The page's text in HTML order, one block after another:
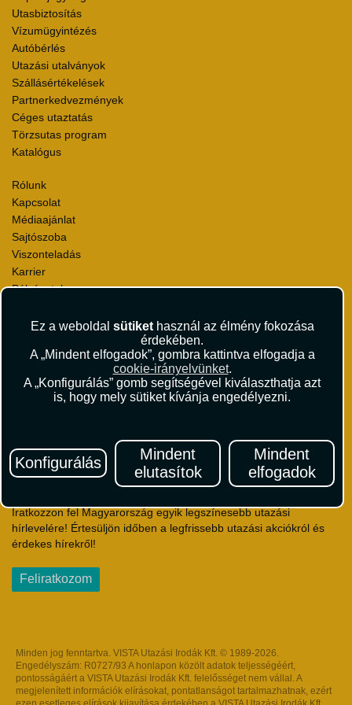
Ez a weboldal sütikethasznál az élmény fokozása
érdekében.
A „Mindent elfogadok”, gombra kattintva elfogadja a
cookie-irányelvünket.
A „Konfigurálás” gomb segítségével kiválaszthatja azt
is, hogy mely sütiket kívánja engedélyezni.
Konfigurálás
Mindent
elutasítok
Mindent
elfogadok
Utasbiztosítás
Vízumügyintézés
Autóbérlés
Utazási utalványok
Szállásértékelések
Partnerkedvezmények
Céges utaztatás
Törzsutas program
Katalógus
Rólunk
Kapcsolat
Médiaajánlat
Sajtószoba
Viszonteladás
Karrier
Pályázatok
Környezettudatosság
Utazási Csomag Szerződési Feltételek
Útlemondás-biztosítás Szerződési Feltételek
Utasbiztosítás Szerződési Feltételek
Hírlevél
Iratkozzon fel Magyarország egyik legszínesebb utazási
hírlevelére! Értesüljön időben a legfrissebb utazási akciókról és
érdekes hírekről!
Feliratkozom
Minden jog fenntartva. VISTA Utazási Irodák Kft. © 1989-2026.
Engedélyszám: R0727/93 A honlapon közölt adatok teljességéért,
pontosságáért a VISTA Utazási Irodák Kft. felelősséget nem vállal. A
megjelenített információk elírásokat, pontatlanságot tartalmazhatnak, ezért